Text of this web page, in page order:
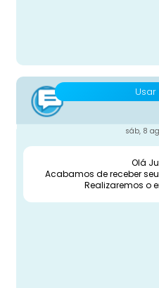
sáb, 8
Olá
Acabamos de receber
Realizaremos o